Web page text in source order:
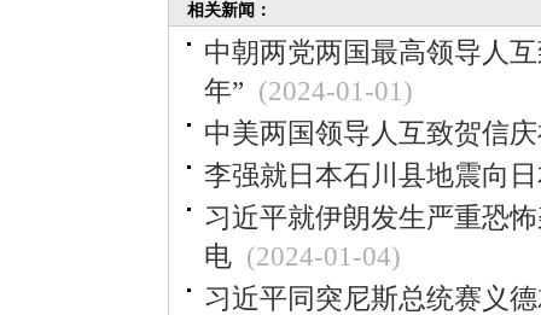
相关新闻：
中朝两党两国最高领导人
年” (2024-01-01)
中美两国领导人互致贺信
李强就日本石川县地震向
习近平就伊朗发生严重恐
电 (2024-01-04)
习近平同突尼斯总统赛义